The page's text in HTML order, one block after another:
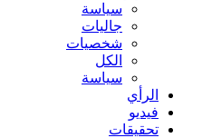
سياسة
جاليات
شخصيات
الكل
سياسة
الرأي
فيديو
تحقيقات